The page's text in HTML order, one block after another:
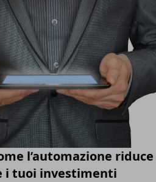
l’automazione
i tuoi investimenti